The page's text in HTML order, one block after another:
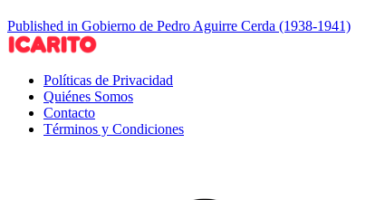
Published in Gobierno de Pedro Aguirre Cerda (1938-1941)
Políticas de Privacidad
Quiénes Somos
Contacto
Términos y Condiciones